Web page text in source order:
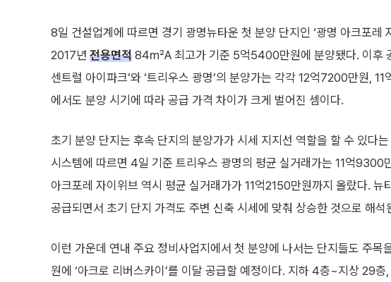
8일 건설업계에 따르면 경기 광명뉴타운 첫 분양 단지인 ‘광명 아크포레
2017년 전용면적 84㎡A 최고가 기준 5억5400만원에 분양됐다. 이후
센트럴 아이파크’와 ‘트리우스 광명’의 분양가는 각각 12억7200만원,
에서도 분양 시기에 따라 공급 가격 차이가 크게 벌어진 셈이다.
초기 분양 단지는 후속 단지의 분양가가 시세 지지선 역할을 할 수 있다
시스템에 따르면 4일 기준 트리우스 광명의 평균 실거래가는 11억
아크포레 자이위브 역시 평균 실거래가가 11억2150만원까지 올랐다. 뉴
공급되면서 초기 단지 가격도 주변 신축 시세에 맞춰 상승한 것으로 해석
이런 가운데 연내 주요 정비사업지에서 첫 분양에 나서는 단지들도 주
원에 ‘아크로 리버스카이’를 이달 공급할 예정이다. 지하 4층~지상